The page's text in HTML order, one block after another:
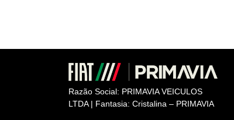
Razão Social: PRIMAVIA VEICULOS
LTDA | Fantasia: Cristalina – PRIMAVIA